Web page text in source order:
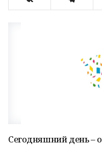
Сегодняшний день –